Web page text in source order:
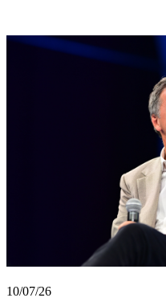
10/07/26